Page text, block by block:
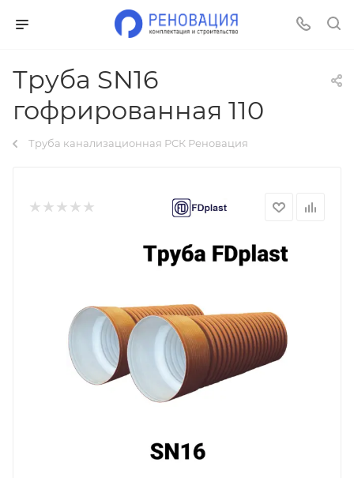
Труба SN16
гофрированная 110
Труба канализационная РСК Реновация